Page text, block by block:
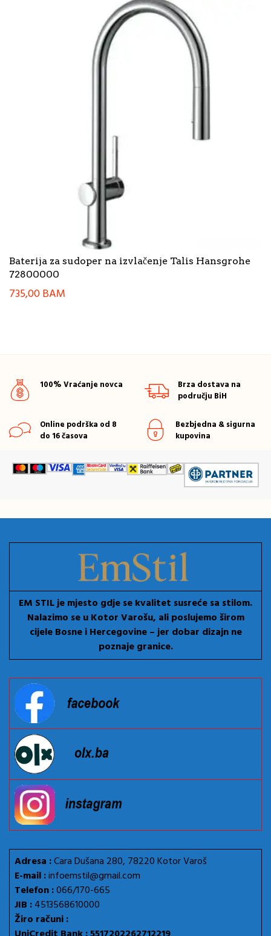
Baterija za sudoper na izvlačenje Talis Hansgrohe
72800000
735,00BAM
100% Vraćanje novca
Brza dostava na
području BiH
Online podrška od 8
do 16 časova
Bezbjedna & sigurna
kupovina
EM STIL je mjesto gdje se kvalitet susreće sa stilom.
Nalazimo se u Kotor Varošu, ali poslujemo širom
cijele Bosne i Hercegovine – jer dobar dizajn ne
poznaje granice.
Adresa :Cara Dušana 280, 78220 Kotor Varoš
E-mail :infoemstil@gmail.com
Telefon :066/170-665
JIB :4513568610000
Žiro računi :